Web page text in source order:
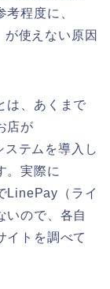
程度に、
使えない原因
は、あくまで
店が
テムを導入し
。実際に
LinePay（ライ
いので、各自
イトを調べて